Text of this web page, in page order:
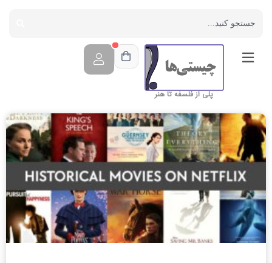
پلی از فلسفه تا هنر